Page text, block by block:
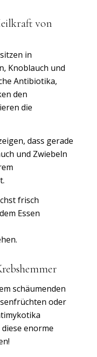
von
in
Knoblauch und
Antibiotika,
den
die
dass gerade
und Zwiebeln
frisch
Essen
schäumenden
oder
enorme